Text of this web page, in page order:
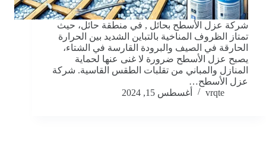
شركة عزل الأسطح بحائل , في منطقة حائل، حيث
تمتاز الظروف المناخية بالتباين الشديد بين الحرارة
الحارقة في الصيف والبرودة القارسة في الشتاء،
يصبح عزل الأسطح ضرورة لا غنى عنها لحماية
المنازل والمباني من تقلبات الطقس القاسية. شركة
عزل الأسطح…
vrqte
أغسطس 15, 2024